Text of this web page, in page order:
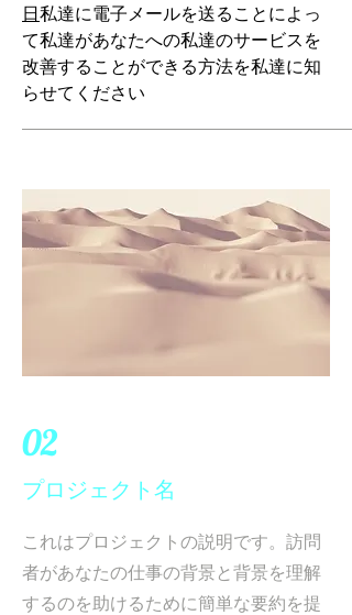
日 私達に電子メールを送ることによっ
て私達があなたへの私達のサービスを
改善することができる方法を私達に知
らせてください
02
プロジェクト名
これはプロジェクトの説明です。訪問
者があなたの仕事の背景と背景を理解
するのを助けるために簡単な要約を提